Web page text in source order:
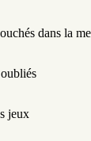
dans la
jeux